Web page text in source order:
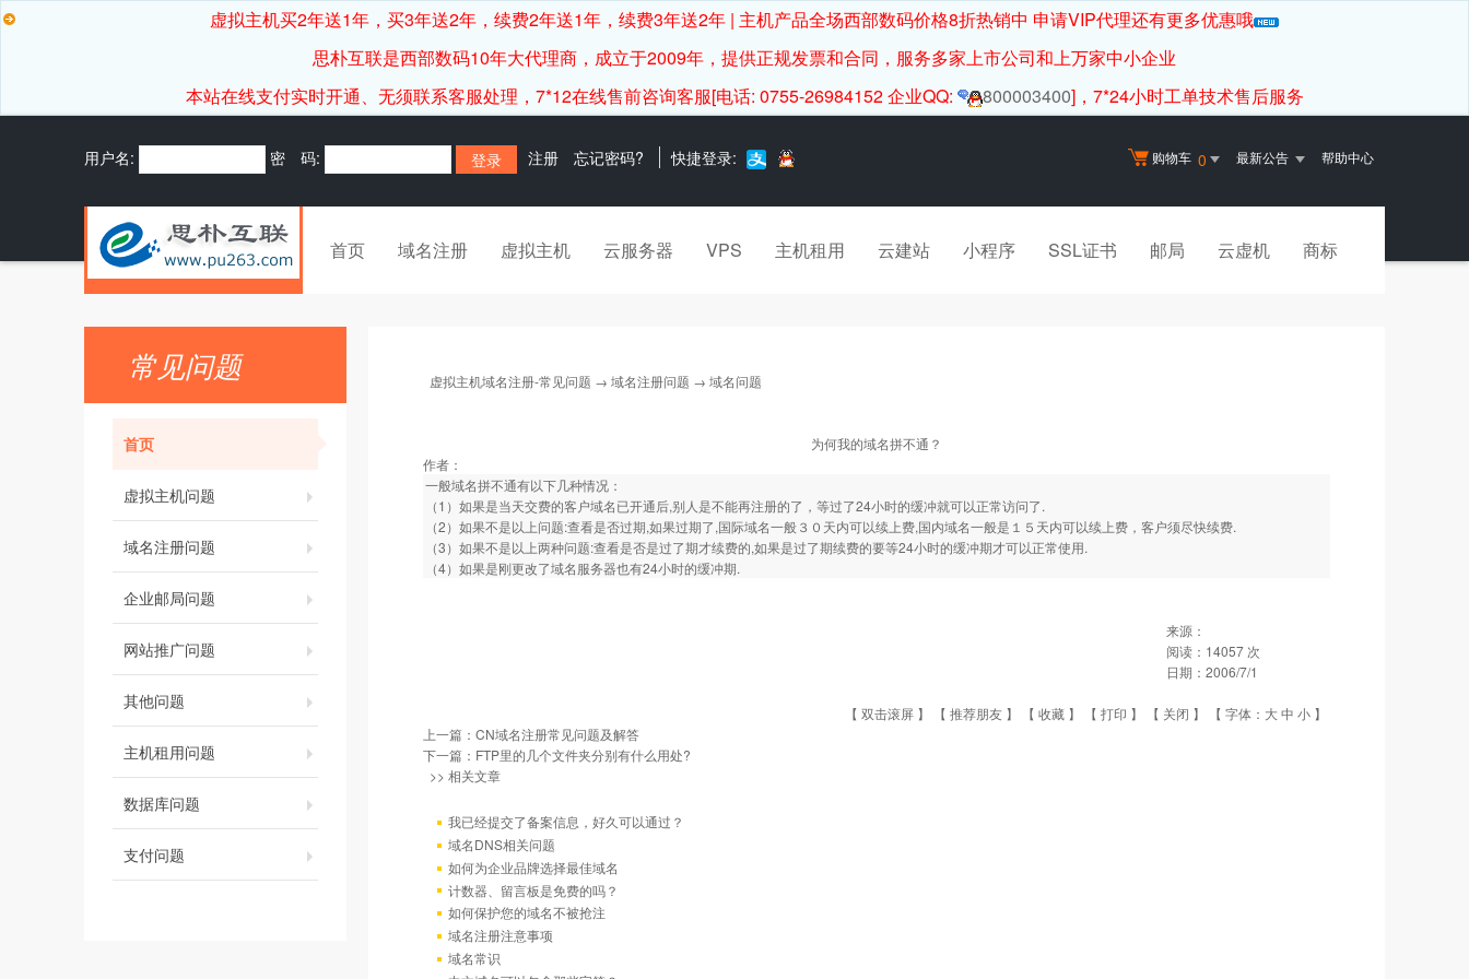
虚拟主机买2年送1年，买3年送2年，续费2年送1年，续费3年送2年 | 主机产品全场西部数码价格8折热销中 申请VIP代理还有更多优惠哦
思朴互联是西部数码10年大代理商，成立于2009年，提供正规发票和合同，服务多家上市公司和上万家中小企业
本站在线支付实时开通、无须联系客服处理，7*12在线售前咨询客服[电话: 0755-26984152 企业QQ:
800003400]，7*24小时工单技术售后服务
购物车 0 最新公告 帮助中心
用户名: 密 码: 注册 忘记密码? 快捷登录:
首页 域名注册 虚拟主机 云服务器 VPS 主机租用 云建站 小程序 SSL证书 邮局 云虚机 商标
常见问题
首页
虚拟主机问题
域名注册问题
企业邮局问题
网站推广问题
其他问题
主机租用问题
数据库问题
支付问题
虚拟主机域名注册-常见问题 → 域名注册问题 → 域名问题
为何我的域名拼不通？
作者：
一般域名拼不通有以下几种情况：
（1）如果是当天交费的客户域名已开通后,别人是不能再注册的了，等过了24小时的缓冲就可以正常访问了.
（2）如果不是以上问题:查看是否过期,如果过期了,国际域名一般３０天内可以续上费,国内域名一般是１５天内可以续上费，客户须尽快续费.
（3）如果不是以上两种问题:查看是否是过了期才续费的,如果是过了期续费的要等24小时的缓冲期才可以正常使用.
（4）如果是刚更改了域名服务器也有24小时的缓冲期.
来源：
阅读： 14057 次
日期： 2006/7/1
【 双击滚屏 】 【 推荐朋友 】 【 收藏 】 【 打印 】 【 关闭 】 【 字体： 大中 小 】
上一篇： CN域名注册常见问题及解答
下一篇： FTP里的几个文件夹分别有什么用处?
>> 相关文章
我已经提交了备案信息，好久可以通过？
域名DNS相关问题
如何为企业品牌选择最佳域名
计数器、留言板是免费的吗？
如何保护您的域名不被抢注
域名注册注意事项
域名常识